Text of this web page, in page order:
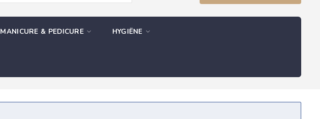
MANICURE & PEDICURE HYGIËNE